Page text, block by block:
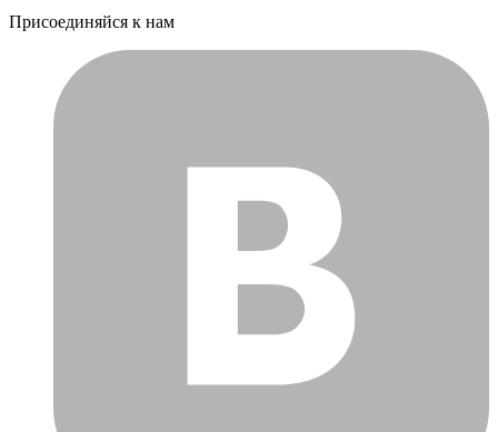
Присоединяйся к нам